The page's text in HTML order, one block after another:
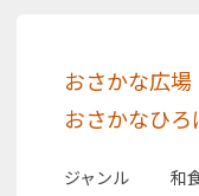
おさかな広場
おさかなひろ
ジャンル
和